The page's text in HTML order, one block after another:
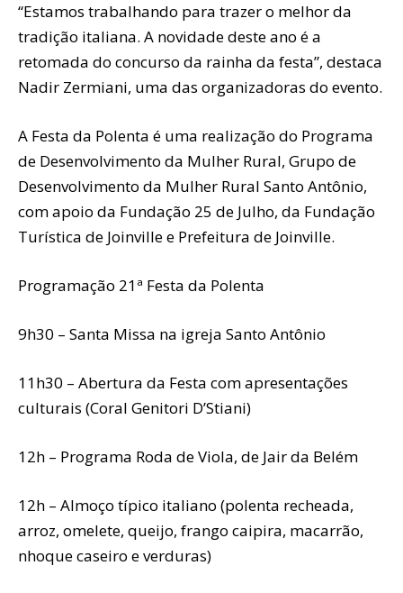
“Estamos trabalhando para trazer o melhor da
tradição italiana. A novidade deste ano é a
retomada do concurso da rainha da festa”, destaca
Nadir Zermiani, uma das organizadoras do evento.
A Festa da Polenta é uma realização do Programa
de Desenvolvimento da Mulher Rural, Grupo de
Desenvolvimento da Mulher Rural Santo Antônio,
com apoio da Fundação 25 de Julho, da Fundação
Turística de Joinville e Prefeitura de Joinville.
Programação 21ª Festa da Polenta
9h30 – Santa Missa na igreja Santo Antônio
11h30 – Abertura da Festa com apresentações
culturais (Coral Genitori D’Stiani)
12h – Programa Roda de Viola, de Jair da Belém
12h – Almoço típico italiano (polenta recheada,
arroz, omelete, queijo, frango caipira, macarrão,
nhoque caseiro e verduras)